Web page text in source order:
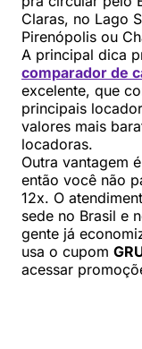
Claras, no Lago
Pirenópolis ou
A principal dica
comparador de
excelente, que
principais
valores mais
locadoras.
Outra vantagem
então você não
12x. O
sede no Brasil e
gente já
usa o cupom
acessar